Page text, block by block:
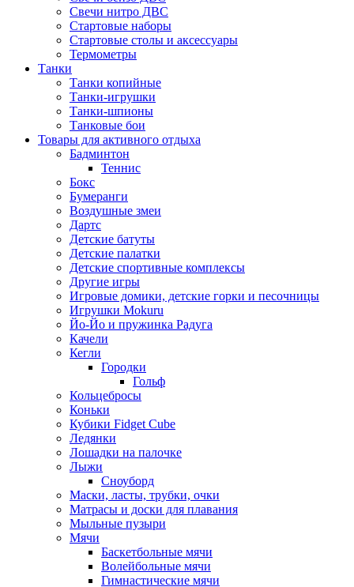
Свечи нитро ДВС
Стартовые наборы
Стартовые столы и аксессуары
Термометры
Танки
Танки копийные
Танки-игрушки
Танки-шпионы
Танковые бои
Товары для активного отдыха
Бадминтон
Теннис
Бокс
Бумеранги
Воздушные змеи
Дартс
Детские батуты
Детские палатки
Детские спортивные комплексы
Другие игры
Игровые домики, детские горки и песочницы
Игрушки Mokuru
Йо-Йо и пружинка Радуга
Качели
Кегли
Городки
Гольф
Кольцебросы
Коньки
Кубики Fidget Cube
Ледянки
Лошадки на палочке
Лыжи
Сноуборд
Маски, ласты, трубки, очки
Матрасы и доски для плавания
Мыльные пузыри
Мячи
Баскетбольные мячи
Волейбольные мячи
Гимнастические мячи